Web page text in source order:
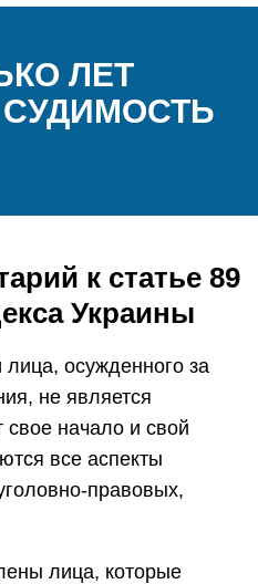
ЛЕТ
к статье 89
Украины
осужденного за
не является
начало и свой
все аспекты
правовых,
лица, которые